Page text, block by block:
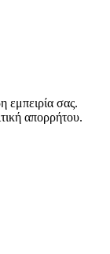
εμπειρία σας.
απορρήτου.